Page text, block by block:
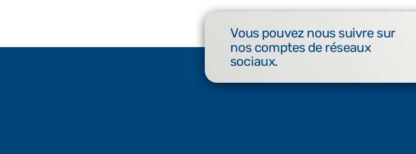
Vous pouvez nous suivre sur
nos comptes de réseaux
sociaux.